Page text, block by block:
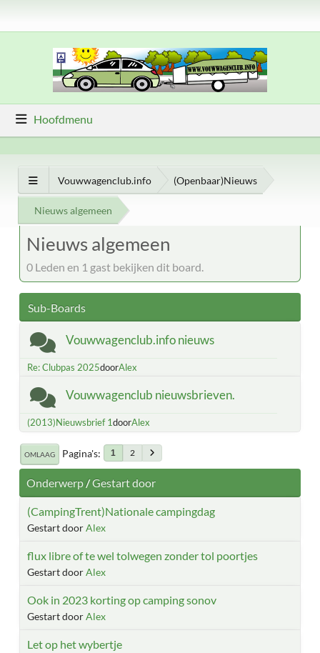
Hoofdmenu
Vouwwagenclub.info (Openbaar)Nieuws
Nieuws algemeen
Nieuws algemeen
0 Leden en 1 gast bekijken dit board.
Sub-Boards
Vouwwagenclub.info nieuws
Re: Clubpas 2025doorAlex
Vouwwagenclub nieuwsbrieven.
(2013)Nieuwsbrief 1doorAlex
OMLAAG Pagina's 1 2
Onderwerp/Gestart door
(CampingTrent)Nationale campingdag
Gestart doorAlex
flux libre of te wel tolwegen zonder tol poortjes
Gestart doorAlex
Ook in 2023 korting op camping sonov
Gestart doorAlex
Let op het wybertje